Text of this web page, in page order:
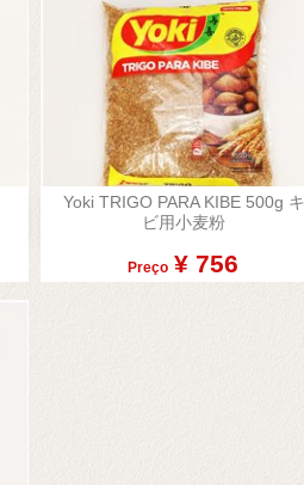
Yoki TRIGO PARA KIBE 500g キ
ビ用小麦粉
Preço ¥ 756
Visualização rápida